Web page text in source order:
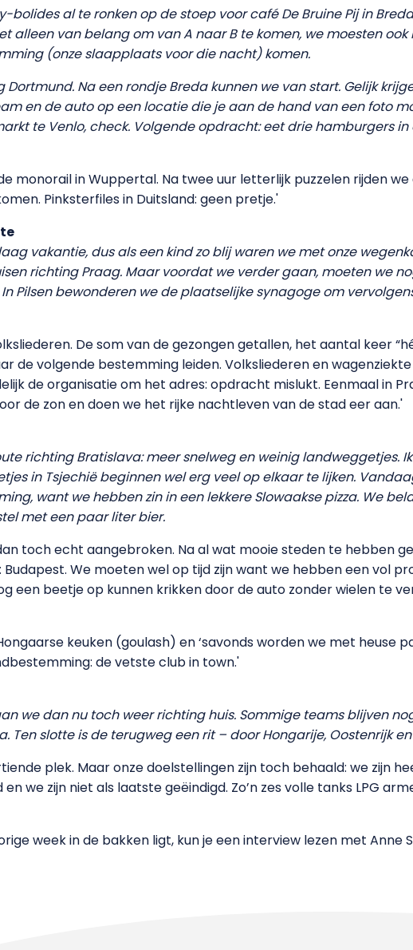
bolides al te ronken op de stoep voor café De Bruine Pij in
alleen van belang om van A naar B te komen, we moesten
(onze slaapplaats voor die nacht) komen.
Dortmund. Na een rondje Breda kunnen we van start. Gelijk
en de auto op een locatie die je aan de hand van een foto
te Venlo, check. Volgende opdracht: eet drie hamburgers in
monorail in Wuppertal. Na twee uur letterlijk puzzelen rijden
Pinksterfiles in Duitsland: geen pretje.'
vakantie, dus als een kind zo blij waren we met onze
richting Praag. Maar voordat we verder gaan, moeten we
Pilsen bewonderen we de plaatselijke synagoge om
De som van de gezongen getallen, het aantal keer
de volgende bestemming leiden. Volksliederen en
de organisatie om het adres: opdracht mislukt. Eenmaal in
de zon en doen we het rijke nachtleven van de stad eer aan.'
richting Bratislava: meer snelweg en weinig landweggetjes.
in Tsjechië beginnen wel erg veel op elkaar te lijken.
want we hebben zin in een lekkere Slowaakse pizza. We
met een paar liter bier.
toch echt aangebroken. Na al wat mooie steden te hebben
We moeten wel op tijd zijn want we hebben een vol
een beetje op kunnen krikken door de auto zonder wielen te
keuken (goulash) en ‘savonds worden we met heuse
de vetste club in town.'
we dan nu toch weer richting huis. Sommige teams blijven
Ten slotte is de terugweg een rit – door Hongarije, Oostenrijk
plek. Maar onze doelstellingen zijn toch behaald: we zijn
we zijn niet als laatste geëindigd. Zo’n zes volle tanks LPG
week in de bakken ligt, kun je een interview lezen met Anne